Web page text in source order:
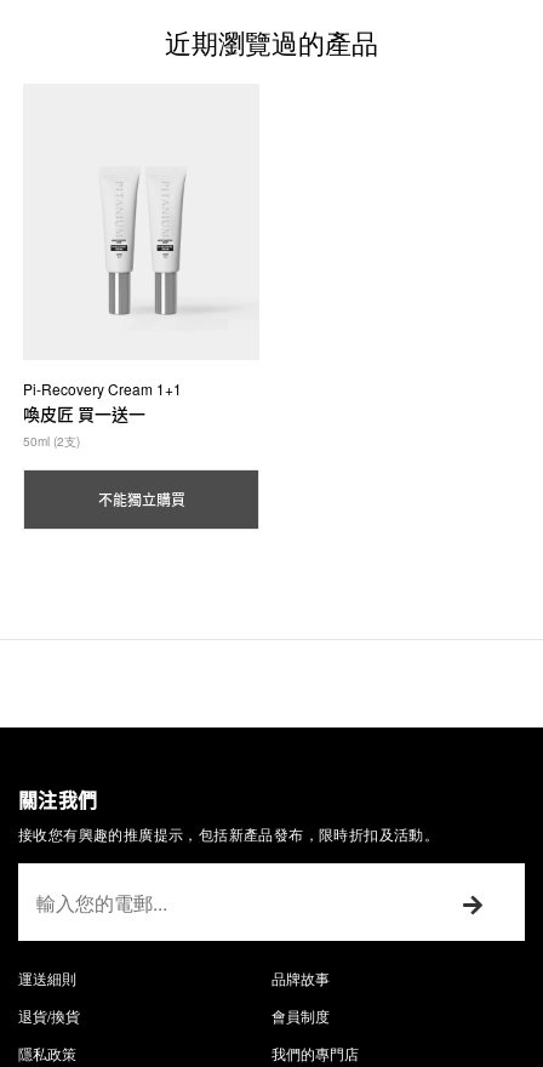
近期瀏覽過的產品
Pi-Recovery Cream 1+1
喚皮匠 買一送一
50ml (2支)
不能獨立購買
關注我們
接收您有興趣的推廣提示，包括新產品發布，限時折扣及活動。
運送細則
退貨/換貨
隱私政策
品牌故事
會員制度
我們的專門店